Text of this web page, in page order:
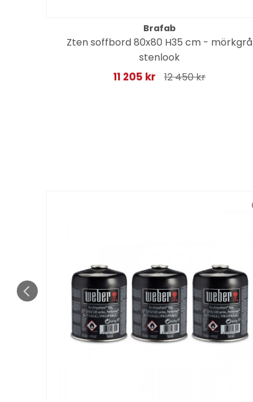
Brafab
Zten soffbord 80x80 H35 cm - mörkgrå
stenlook
11 205 kr 12 450 kr